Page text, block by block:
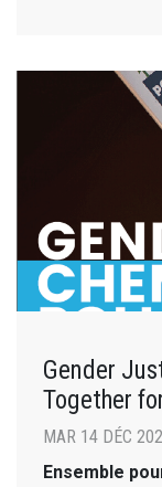
Gender
Together
MAR 14 DÉC
Ensemble